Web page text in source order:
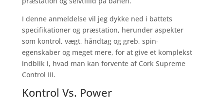
I denne anmeldelse vil jeg dykke ned i battets
specifikationer og præstation, herunder aspekter
som kontrol, vægt, håndtag og greb, spin-
egenskaber og meget mere, for at give et komplekst
indblik i, hvad man kan forvente af Cork Supreme
Control III.
Kontrol Vs. Power